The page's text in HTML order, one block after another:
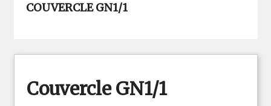
COUVERCLE GN1/1
Couvercle GN1/1